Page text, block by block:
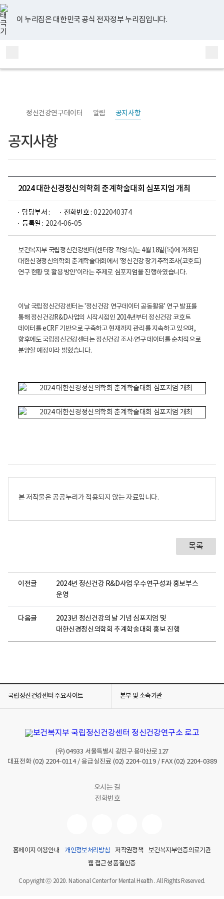
너
비
767px
이
하
이 누리집은 대한민국 공식 전자정부 누리집입니다.
지
검
메
홈
정신건강연구데이터 알림 공지사항
공지사항
2024 대한신경정신의학회 춘계학술대회 심포지엄 개최
담당부서 : 전화번호 : 0222040374
등록일 : 2024-06-05
보건복지부 국립정신건강센터(센터장 곽영숙)는 4월 18일(목)에 개최된
대한신경정신의학회 춘계학술대회에서 '정신건강 장기추적조사(코호트)
연구 현황 및 활용 방안'이라는 주제로 심포지엄을 진행하였습니다.
이날 국립정신건강센터는 '정신건강 연구데이터 공동활용' 연구 발표를
통해 정신건강R&D사업의 시작시점인 2014년부터 정신건강 코호트
데이터를 eCRF 기반으로 구축하고 현재까지 관리를 지속하고 있으며,
향후에도 국립정신건강센터는 정신건강 조사·연구 데이터를 순차적으로
분양할 예정이라 밝혔습니다.
본 저작물은 공공누리가 적용되지 않는 자료입니다.
목록
이전글
2024년 정신건강 R&D사업 우수연구성과 홍보부스
운영
다음글
2023년 정신건강의 날 기념 심포지엄 및
대한신경정신의학회 추계학술대회 홍보 진행
국립정신건강센터 주요사이트 본부 및 소속기관
(우)04933 서울특별시 광진구 용마산로 127
대표전화 (02) 2204-0114/ 응급실진료 (02) 2204-0119/ FAX (02) 2204-0389
오시는 길
전화번호
유
튜
브
페
이
스
북
인
스
타
그
램
블
로
그
홈페이지 이용안내 개인정보처리방침 저작권정책
보건복지부인증의료기관
웹 접근성 품질인증
Copyright ⓒ 2020. National Center for Mental Health . All Rights Reserved.